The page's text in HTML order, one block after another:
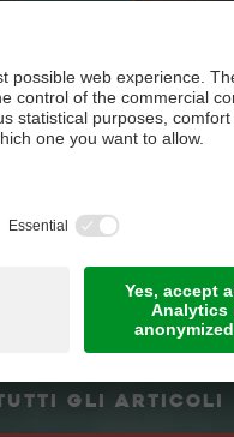
tutti gli articoli